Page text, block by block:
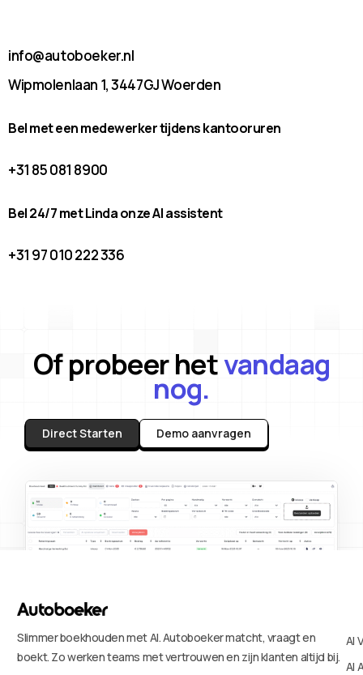
info@autoboeker.nl
Wipmolenlaan 1, 3447GJ Woerden
Bel met een medewerker tijdens kantooruren
+31 85 081 8900
Bel 24/7 met Linda onze AI assistent
+31 97 010 222 336
Of probeer hetvandaag
nog.
Direct Starten Demo aanvragen
Slimmer boekhouden met AI. Autoboeker matcht, vraagt en
boekt. Zo werken teams met vertrouwen en zijn klanten altijd bij.
AI
AI